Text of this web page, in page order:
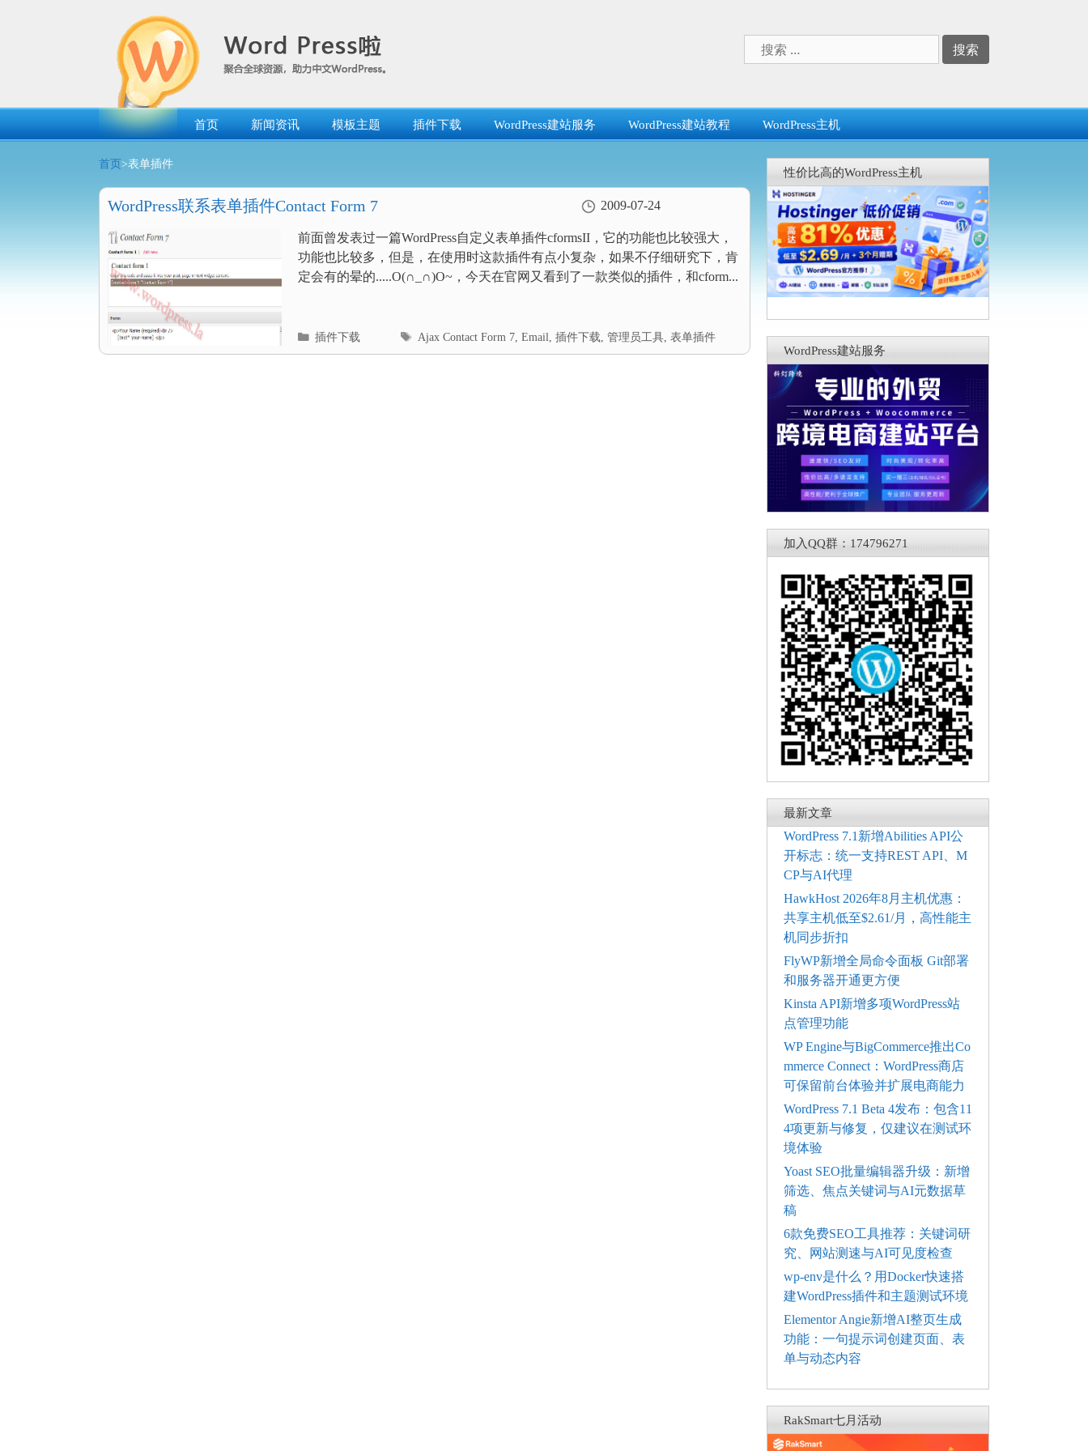
索：
首页 新闻资讯 模板主题 插件下载 WordPress建站服务 WordPress建站教程 WordPress主机
首页 >表单插件
WordPress联系表单插件Contact Form 7 2009-07-24
前面曾发表过一篇WordPress自定义表单插件cformsII，它的功能也比较强大，
功能也比较多，但是，在使用时这款插件有点小复杂，如果不仔细研究下，肯
定会有的晕的.....O(∩_∩)O~，今天在官网又看到了一款类似的插件，和cform...
分
类
插件下载
标
签
Ajax Contact Form 7,Email,插件下载,管理员工具,表单插件
性价比高的WordPress主机
WordPress建站服务
加入QQ群：174796271
最新文章
WordPress 7.1新增Abilities API公
开标志：统一支持REST API、M
CP与AI代理
HawkHost 2026年8月主机优惠：
共享主机低至$2.61/月，高性能主
机同步折扣
FlyWP新增全局命令面板 Git部署
和服务器开通更方便
Kinsta API新增多项WordPress站
点管理功能
WP Engine与BigCommerce推出Co
mmerce Connect：WordPress商店
可保留前台体验并扩展电商能力
WordPress 7.1 Beta 4发布：包含11
4项更新与修复，仅建议在测试环
境体验
Yoast SEO批量编辑器升级：新增
筛选、焦点关键词与AI元数据草
稿
6款免费SEO工具推荐：关键词研
究、网站测速与AI可见度检查
wp-env是什么？用Docker快速搭
建WordPress插件和主题测试环境
Elementor Angie新增AI整页生成
功能：一句提示词创建页面、表
单与动态内容
RakSmart七月活动